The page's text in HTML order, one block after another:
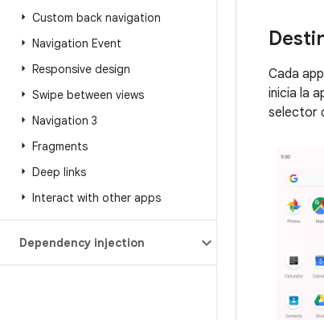
Custom back navigation
Navigation Event
Responsive design
Swipe between views
Navigation 3
Fragments
Deep links
Interact with other apps
Dependency injection
Cada
inicia la
selector